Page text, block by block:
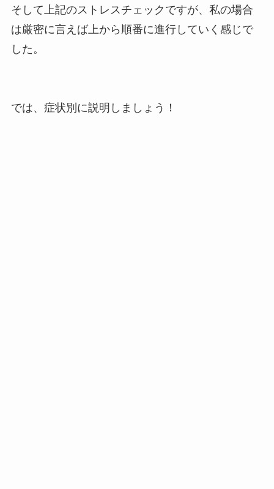
そして上記のストレスチェックですが、私の場合
は厳密に言えば上から順番に進行していく感じで
した。
では、症状別に説明しましょう！